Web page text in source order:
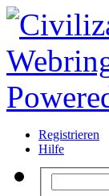
Registrieren
Hilfe